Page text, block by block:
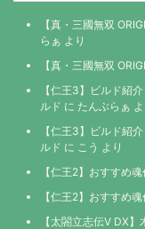
【真・三國無双
らぁ より
【真・三國無双
【仁王3】ビルド紹
ルド に たんぶらぁ
【仁王3】ビルド紹
ルド に こう より
【仁王2】おすすめ
【仁王2】おすすめ
【太閤立志伝V DX